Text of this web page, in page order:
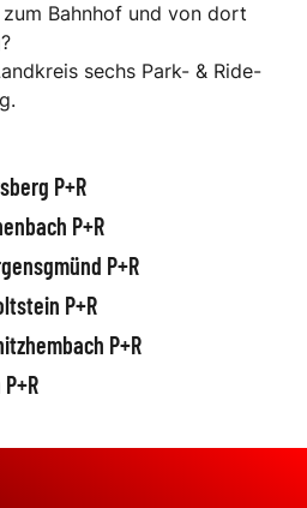
Bahnhof und von dort
sechs Park- & Ride-
P+R
P+R
P+R
P+R
P+R